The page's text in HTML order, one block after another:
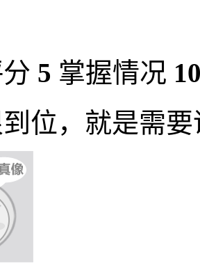
5 掌握情况
位，就是需